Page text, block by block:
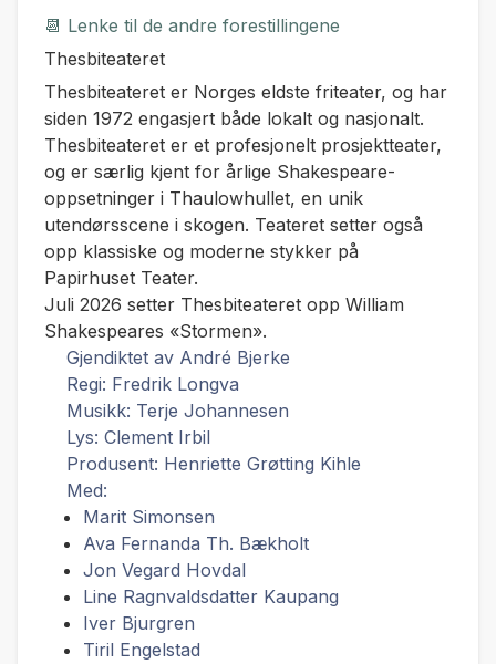
📆 Lenke til de andre forestillingene
Thesbiteateret
Thesbiteateret er Norges eldste friteater, og har
siden 1972 engasjert både lokalt og nasjonalt.
Thesbiteateret er et profesjonelt prosjektteater,
og er særlig kjent for årlige Shakespeare-
oppsetninger i Thaulowhullet, en unik
utendørsscene i skogen. Teateret setter også
opp klassiske og moderne stykker på
Papirhuset Teater.
Juli 2026 setter Thesbiteateret opp William
Shakespeares «Stormen».
Gjendiktet av André Bjerke
Regi: Fredrik Longva
Musikk: Terje Johannesen
Lys: Clement Irbil
Produsent: Henriette Grøtting Kihle
Med:
Marit Simonsen
Ava Fernanda Th. Bækholt
Jon Vegard Hovdal
Line Ragnvaldsdatter Kaupang
Iver Bjurgren
Tiril Engelstad